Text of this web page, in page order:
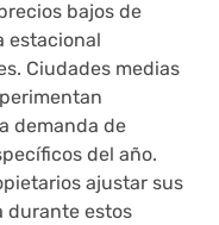
bajos de
estacional
Ciudades medias
demanda de
del año.
ajustar sus
durante estos